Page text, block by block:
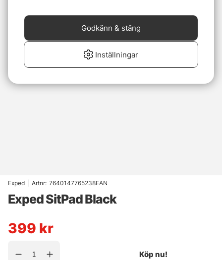
Exped Artnr: 7640147765238EAN
Exped SitPad Black
399 kr
Köp nu!
Inställningar
Godkänn & stäng